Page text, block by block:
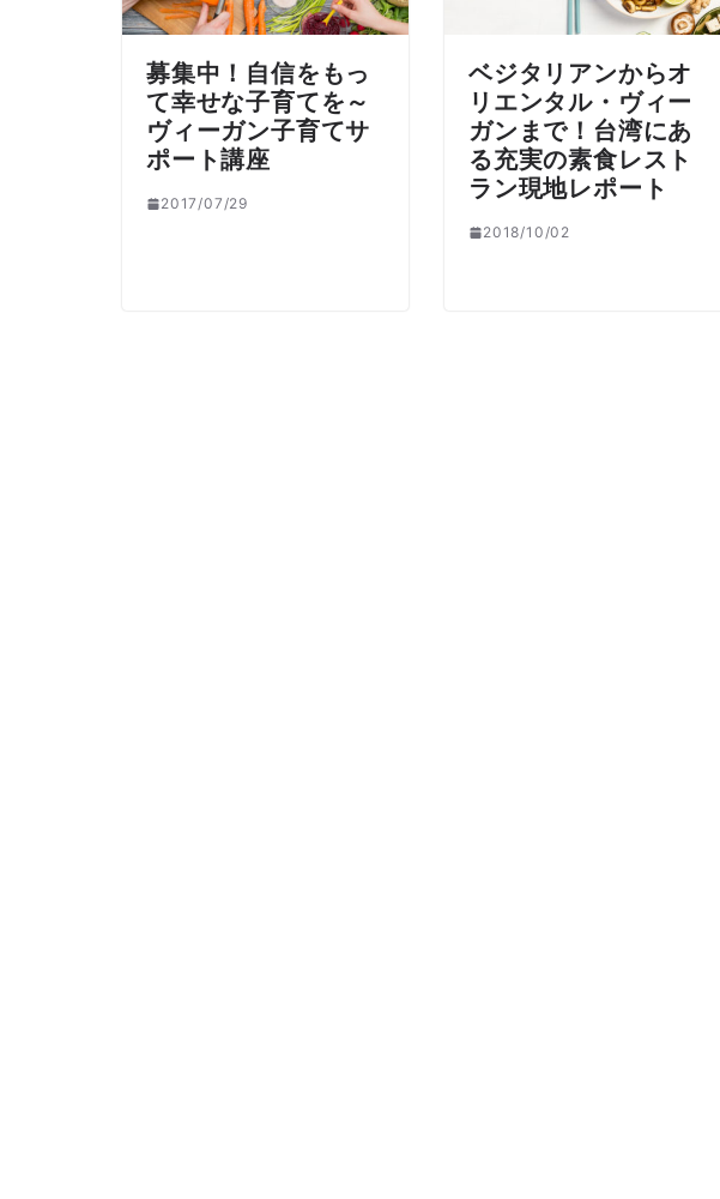
募集中！自信をもっ
て幸せな子育てを～
ヴィーガン子育てサ
ポート講座
2017/07/29
ベジタリアンからオ
リエンタル・ヴィー
ガンまで！台湾にあ
る充実の素食レスト
ラン現地レポート
2018/10/02